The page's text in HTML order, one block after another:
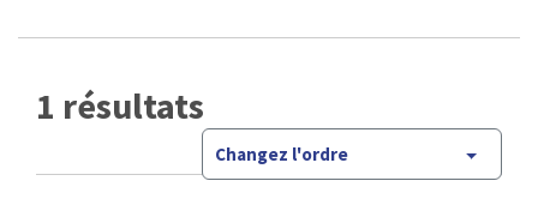
1 résultats
Changez l'ordre